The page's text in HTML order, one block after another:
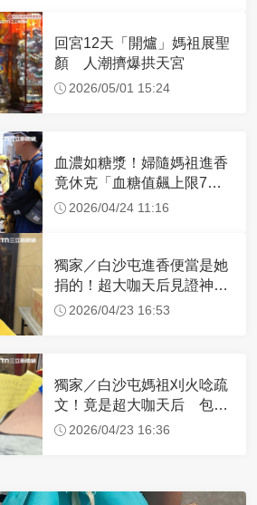
回宮12天「開爐」媽祖展聖
顏 人潮擠爆拱天宮
2026/05/01 15:24
血濃如糖漿！婦隨媽祖進香
竟休克「血糖值飆上限7
倍」 醫曝原因
2026/04/24 11:16
獨家／白沙屯進香便當是她
捐的！超大咖天后見證神
蹟 一靠近媽祖就爆哭
2026/04/23 16:53
獨家／白沙屯媽祖刈火唸疏
文！竟是超大咖天后 包尿
布忍尿5小時不喊累
2026/04/23 16:36